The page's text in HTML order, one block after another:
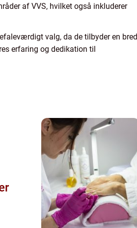
af VVS, hvilket også inkluderer
valg, da de tilbyder en bred
erfaring og dedikation til